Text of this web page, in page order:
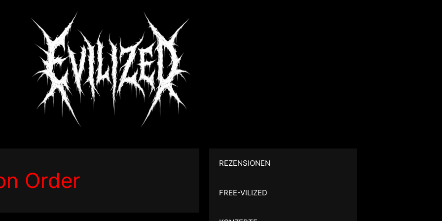
Order
REZENSIONEN
FREE-VILIZED